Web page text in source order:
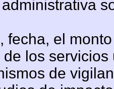
fecha, el
los servicios
de